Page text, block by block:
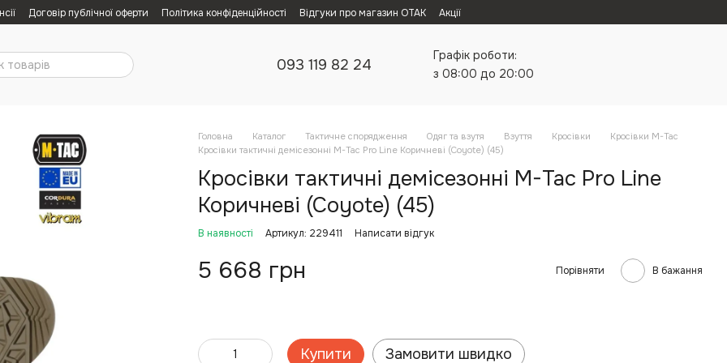
Договір публічної оферти Політика конфіденційності Відгуки про магазин ОТАК Акції
093 119 82 24
Графік роботи:
з 08:00 до 20:00
Головна Каталог Тактичне спорядження Одяг та взутя Взуття Кросівки
Кросівки M-Tac
Кросівки тактичні демісезонні M-Tac Pro Line Коричневі (Coyote) (45)
Кросівки тактичні демісезонні M-Tac Pro Line
Коричневі (Coyote) (45)
В наявності Артикул: 229411 Написати відгук
5 668 грн Порівняти В бажання
Купити Замовити швидко